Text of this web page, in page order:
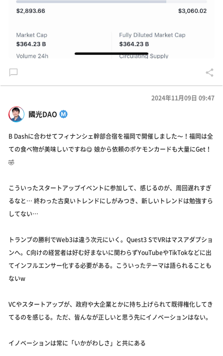
國光DAO
2024年11月09日 09:47
B Dashに合わせてフィナンシェ幹部合宿を福岡で開催しました〜！福岡は全
ての食べ物が美味しいですね😋 娘から依頼のポケモンカードも大量にGet！
🤣
こういったスタートアップイベントに参加して、感じるのが、周回遅れすぎ
るなと… 終わった古臭いトレンドにしがみつき、新しいトレンドは勉強すら
してない…
トランプの勝利でWeb3は違う次元にいく。Quest3 SでVRはマスアダプショ
ンへ。C向けの経営者は好む好まないに関わらずYouTubeやTikTokなどに出
てインフルエンサー化する必要がある。こういったテーマは語られることも
ないw
VCやスタートアップが、政府や大企業とかに持ち上げられて既得権化してき
てるのを感じる。ただ、皆んなが正しいと思う先にイノベーションはない。
イノベーションは常に「いかがわしさ」と共にある